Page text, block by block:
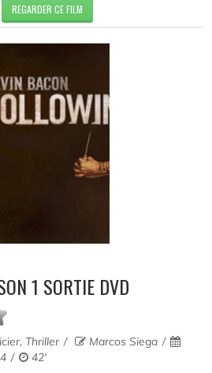
REGARDER CE FILM
1 SORTIE DVD
Thriller
Marcos Siega
42'